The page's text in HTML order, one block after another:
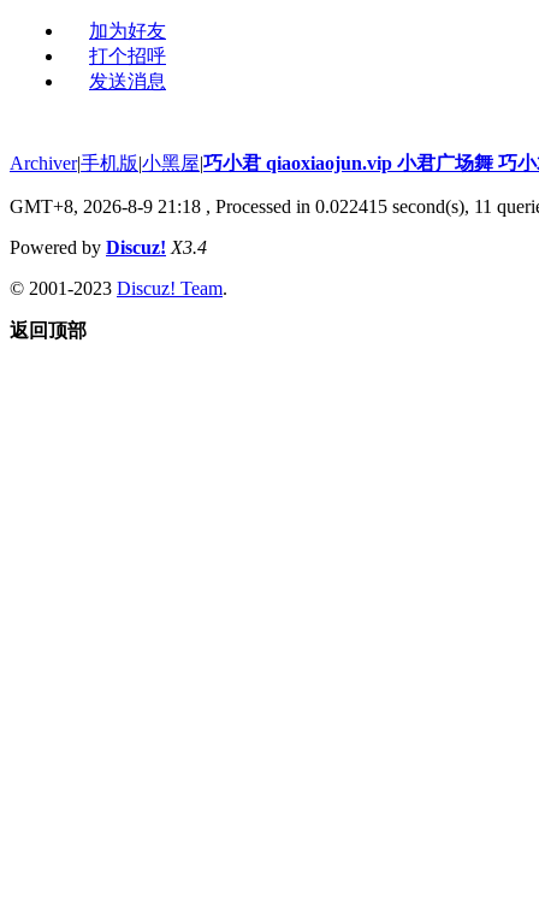
加为好友
打个招呼
发送消息
Archiver|手机版|小黑屋|巧小君 qiaoxiaojun.vip 小君广场舞 巧
GMT+8, 2026-8-9 21:18 , Processed in 0.022415 second(s), 11
Powered by Discuz! X3.4
© 2001-2023 Discuz! Team.
返回顶部